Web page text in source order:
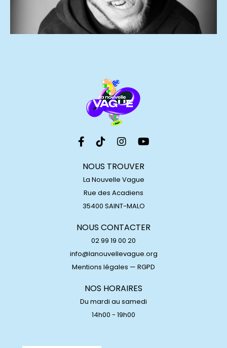
NOUS TROUVER
La Nouvelle Vague
Rue des Acadiens
35400 SAINT-MALO
NOUS CONTACTER
02 99 19 00 20
info@lanouvellevague.org
Mentions légales — RGPD
NOS HORAIRES
Du mardi au samedi
14h00 - 19h00